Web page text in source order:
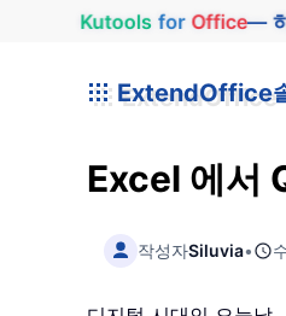
Kutools for Office—
ExtendOffice
Excel 에서
작성자Siluvia•